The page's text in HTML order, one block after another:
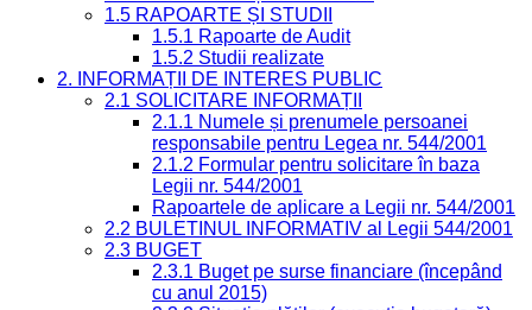
1.5 RAPOARTE ȘI STUDII
1.5.1 Rapoarte de Audit
1.5.2 Studii realizate
2. INFORMAȚII DE INTERES PUBLIC
2.1 SOLICITARE INFORMAȚII
2.1.1 Numele și prenumele persoanei
responsabile pentru Legea nr. 544/2001
2.1.2 Formular pentru solicitare în baza
Legii nr. 544/2001
Rapoartele de aplicare a Legii nr. 544/2001
2.2 BULETINUL INFORMATIV al Legii 544/2001
2.3 BUGET
2.3.1 Buget pe surse financiare (începând
cu anul 2015)